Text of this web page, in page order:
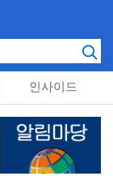
인사이드